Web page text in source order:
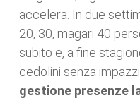
accelera. In due
20, 30, magari 40
subito e, a fine
cedolini senza
gestione presenze